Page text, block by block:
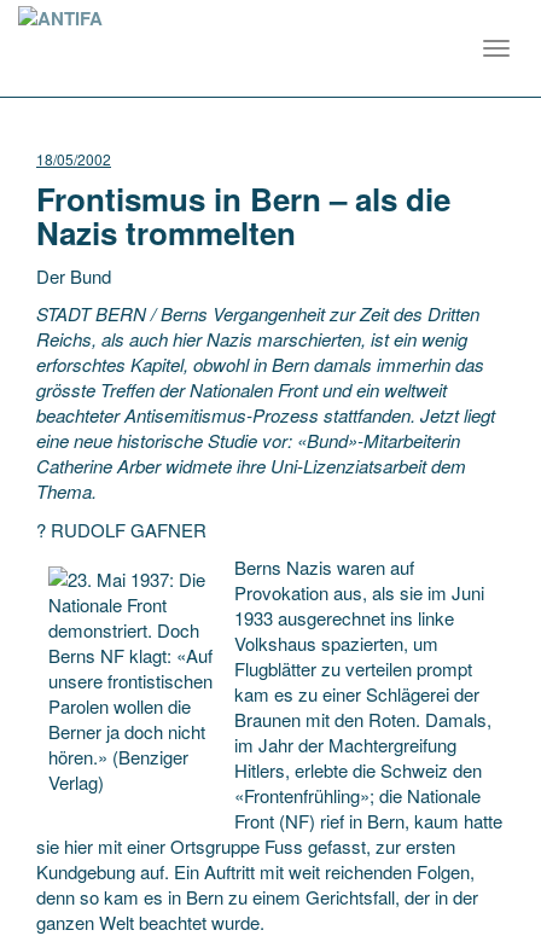
18/05/2002
Frontismus in Bern – als die
Nazis trommelten
Der Bund
STADT BERN / Berns Vergangenheit zur Zeit des Dritten
Reichs, als auch hier Nazis marschierten, ist ein wenig
erforschtes Kapitel, obwohl in Bern damals immerhin das
grösste Treffen der Nationalen Front und ein weltweit
beachteter Antisemitismus-Prozess stattfanden. Jetzt liegt
eine neue historische Studie vor: «Bund»-Mitarbeiterin
Catherine Arber widmete ihre Uni-Lizenziatsarbeit dem
Thema.
? RUDOLF GAFNER
Berns Nazis waren auf
Provokation aus, als sie im Juni
1933 ausgerechnet ins linke
Volkshaus spazierten, um
Flugblätter zu verteilen prompt
kam es zu einer Schlägerei der
Braunen mit den Roten. Damals,
im Jahr der Machtergreifung
Hitlers, erlebte die Schweiz den
«Frontenfrühling»; die Nationale
Front (NF) rief in Bern, kaum hatte
sie hier mit einer Ortsgruppe Fuss gefasst, zur ersten
Kundgebung auf. Ein Auftritt mit weit reichenden Folgen,
denn so kam es in Bern zu einem Gerichtsfall, der in der
ganzen Welt beachtet wurde.